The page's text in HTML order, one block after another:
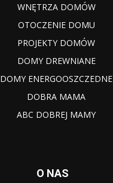
WNĘTRZA DOMÓW
OTOCZENIE DOMU
PROJEKTY DOMÓW
DOMY DREWNIANE
DOMY ENERGOOSZCZEDNE
DOBRA MAMA
ABC DOBREJ MAMY
O NAS